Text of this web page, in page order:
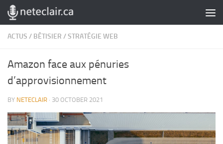
Skip to content
ACTUS / BÊTISIER /STRATÉGIE WEB
Amazon face aux pénuries
d’approvisionnement
BY NETECLAIR · 30 OCTOBER 2021